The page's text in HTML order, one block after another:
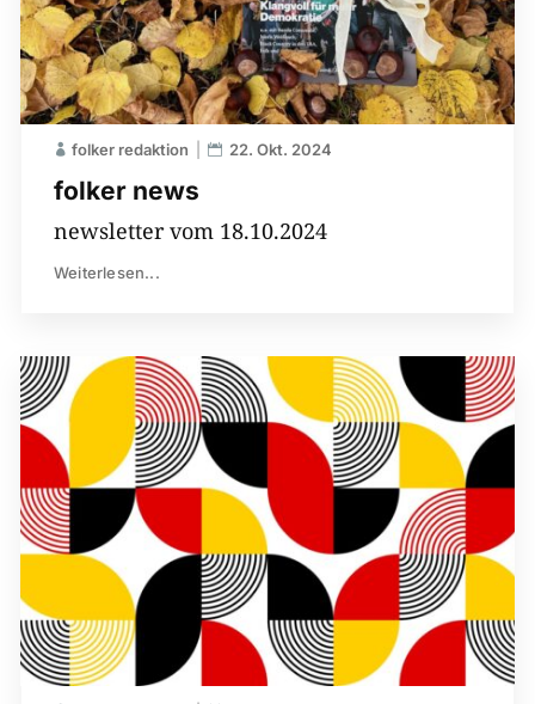
folker news
folker redaktion 22. Okt. 2024
newsletter vom 18.10.2024
Weiterlesen...